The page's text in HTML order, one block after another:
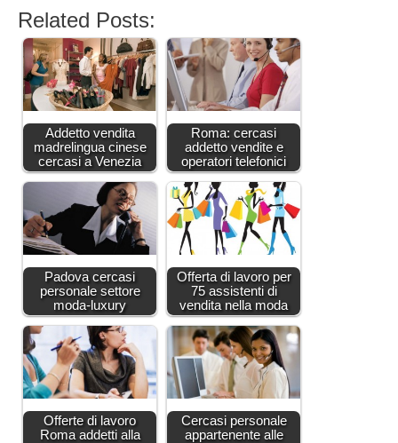
Related Posts:
Addetto vendita
madrelingua cinese
cercasi a Venezia
Roma: cercasi
addetto vendite e
operatori telefonici
Padova cercasi
personale settore
moda-luxury
Offerta di lavoro per
75 assistenti di
vendita nella moda
Offerte di lavoro
Roma addetti alla
Cercasi personale
appartenente alle